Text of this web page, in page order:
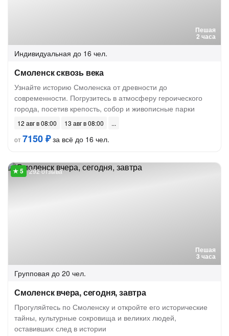
Пешая
2 часа
Индивидуальная до 16 чел.
Смоленск сквозь века
Узнайте историю Смоленска от древности до
современности. Погрузитесь в атмосферу героического
города, посетив крепость, собор и живописные парки
12 авг в 08:00
13 авг в 08:00
от7150 ₽за всё до 16 чел.
Пешая
3 часа
292 отзыва
Групповая до 20 чел.
Смоленск вчера, сегодня, завтра
Прогуляйтесь по Смоленску и откройте его исторические
тайны, культурные сокровища и великих людей,
оставивших след в истории